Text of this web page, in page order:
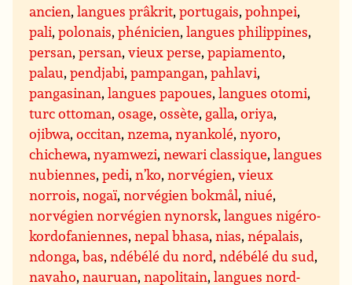
ancien,langues prâkrit,portugais,pohnpei,
pali,polonais,phénicien,langues philippines,
persan,persan,vieux perse,papiamento,
palau,pendjabi,pampangan,pahlavi,
pangasinan,langues papoues,langues otomi,
turc ottoman,osage,ossète, galla,oriya,
ojibwa,occitan,nzema,nyankolé,nyoro,
chichewa,nyamwezi,newari classique,langues
nubiennes,pedi,n’ko,norvégien,vieux
norrois,nogaï,norvégien bokmål,niué,
norvégien norvégien nynorsk,langues nigéro-
kordofaniennes,nepal bhasa,nias,népalais,
ndonga,bas,ndébélé du nord,ndébélé du sud,
navaho,nauruan,napolitain,langues nord-